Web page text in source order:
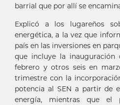
barrial que por allí se
Explicó a los lugareños
energética, a la vez que
país en las inversiones en
que incluye la
febrero y otros seis en
trimestre con la
potencia al SEN a partir de
energía, mientras que el